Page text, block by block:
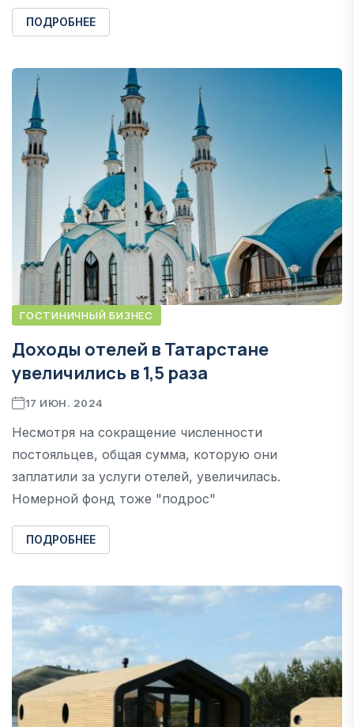
ПОДРОБНЕЕ
ГОСТИНИЧНЫЙ БИЗНЕС
Доходы отелей в Татарстане
увеличились в 1,5 раза
17 ИЮН. 2024
Несмотря на сокращение численности
постояльцев, общая сумма, которую они
заплатили за услуги отелей, увеличилась.
Номерной фонд тоже "подрос"
ПОДРОБНЕЕ